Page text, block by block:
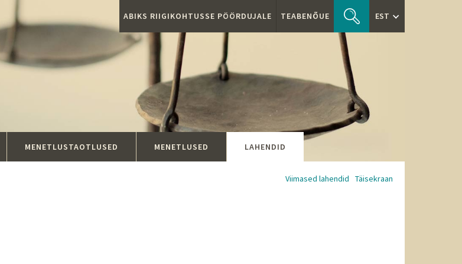
ABIKS RIIGIKOHTUSSE PÖÖRDUJALE TEABENÕUE EST
MENETLUSTAOTLUSED MENETLUSED LAHENDID
Viimased lahendid Täisekraan